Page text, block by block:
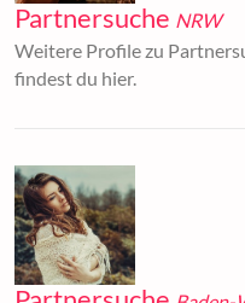
Partnersuche NRW
Weitere Profile zu
findest du hier.